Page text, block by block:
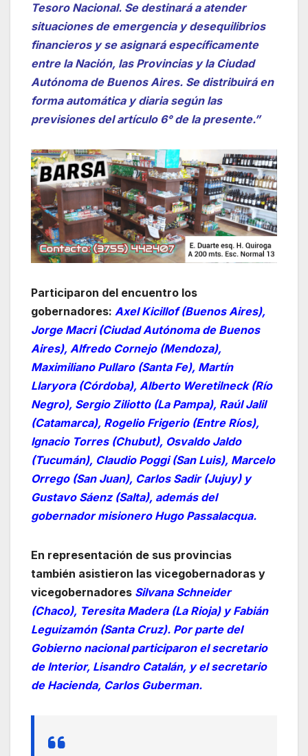
Tesoro Nacional. Se destinará a atender
situaciones de emergencia y desequilibrios
financieros y se asignará específicamente
entre la Nación, las Provincias y la Ciudad
Autónoma de Buenos Aires. Se distribuirá en
forma automática y diaria según las
previsiones del artículo 6° de la presente.”
Participaron del encuentro los
gobernadores: Axel Kicillof (Buenos Aires),
Jorge Macri (Ciudad Autónoma de Buenos
Aires), Alfredo Cornejo (Mendoza),
Maximiliano Pullaro (Santa Fe), Martín
Llaryora (Córdoba), Alberto Weretilneck (Río
Negro), Sergio Ziliotto (La Pampa), Raúl Jalil
(Catamarca), Rogelio Frigerio (Entre Ríos),
Ignacio Torres (Chubut), Osvaldo Jaldo
(Tucumán), Claudio Poggi (San Luis), Marcelo
Orrego (San Juan), Carlos Sadir (Jujuy) y
Gustavo Sáenz (Salta), además del
gobernador misionero Hugo Passalacqua.
En representación de sus provincias
también asistieron las vicegobernadoras y
vicegobernadores Silvana Schneider
(Chaco), Teresita Madera (La Rioja) y Fabián
Leguizamón (Santa Cruz). Por parte del
Gobierno nacional participaron el secretario
de Interior, Lisandro Catalán, y el secretario
de Hacienda, Carlos Guberman.